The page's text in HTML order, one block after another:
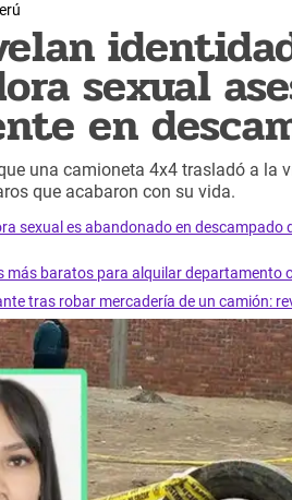
sexual
en
una camioneta 4x4 trasladó a la
que acabaron con su vida.
sexual es abandonado en descampado
más baratos para alquilar departamento
tras robar mercadería de un camión: